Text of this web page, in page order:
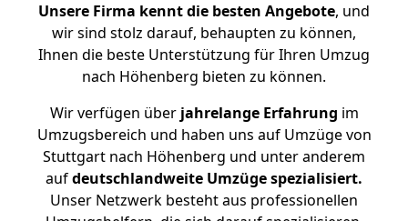
Unsere Firma kennt die besten Angebote, und
wir sind stolz darauf, behaupten zu können,
Ihnen die beste Unterstützung für Ihren Umzug
nach Höhenberg bieten zu können.
Wir verfügen überjahrelange Erfahrung im
Umzugsbereich und haben uns auf Umzüge von
Stuttgart nach Höhenberg und unter anderem
aufdeutschlandweite Umzüge spezialisiert.
Unser Netzwerk besteht aus professionellen